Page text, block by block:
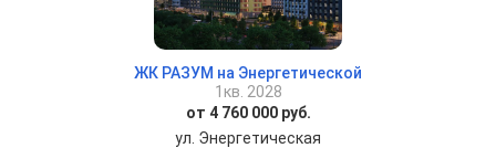
ЖК РАЗУМ на Энергетической
1кв. 2028
от 4 760 000 руб.
ул. Энергетическая